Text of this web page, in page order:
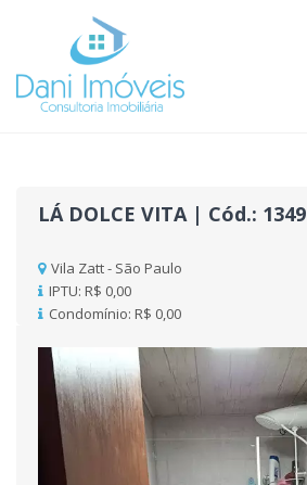
LÁ DOLCE VITA | Cód.: 1349
Vila Zatt - São Paulo
IPTU: R$ 0,00
Condomínio: R$ 0,00
Previous